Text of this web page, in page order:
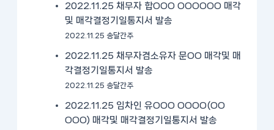
2022.11.25 채무자 합OOO OOOOOO 매각
및 매각결정기일통지서 발송
2022.11.25 송달간주
2022.11.25 채무자겸소유자 문OO 매각및 매
각결정기일통지서 발송
2022.11.25 송달간주
2022.11.25 임차인 유OOO OOOO(OO
OOO) 매각및 매각결정기일통지서 발송